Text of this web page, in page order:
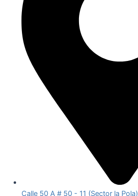
Calle 50 A # 50 - 11 (Sector la Pola)